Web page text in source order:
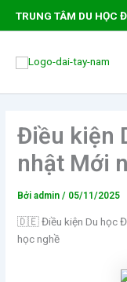
dung
TRUNG TÂM DU HỌC
Điều kiện
nhật Mới
Bởiadmin/ 05/11/2025
🇩🇪 Điều kiện Du học
học nghề